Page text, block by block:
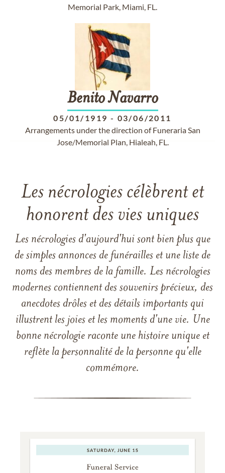
Memorial Park, Miami, FL.
BenitoNavarro
05/01/1919 - 03/06/2011
Arrangements under the direction of Funeraria San
Jose/Memorial Plan, Hialeah, FL.
Les nécrologies célèbrent et
honorent des vies uniques
Les nécrologies d'aujourd'hui sont bien plus que
de simples annonces de funérailles et une liste de
noms des membres de la famille. Les nécrologies
modernes contiennent des souvenirs précieux, des
anecdotes drôles et des détails importants qui
illustrent les joies et les moments d'une vie. Une
bonne nécrologie raconte une histoire unique et
reflète la personnalité de la personne qu'elle
commémore.